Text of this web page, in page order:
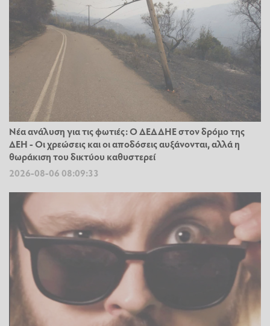
Νέα ανάλυση για τις φωτιές: Ο ΔΕΔΔΗΕ στον δρόμο της
ΔΕΗ - Οι χρεώσεις και οι αποδόσεις αυξάνονται, αλλά η
θωράκιση του δικτύου καθυστερεί
2026-08-06 08:09:33